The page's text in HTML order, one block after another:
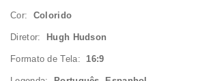
Cor: Colorido
Diretor: Hugh Hudson
Formato de Tela:16:9